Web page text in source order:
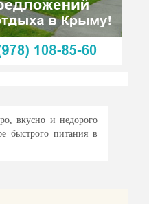
вкусно и недорого
быстрого питания в